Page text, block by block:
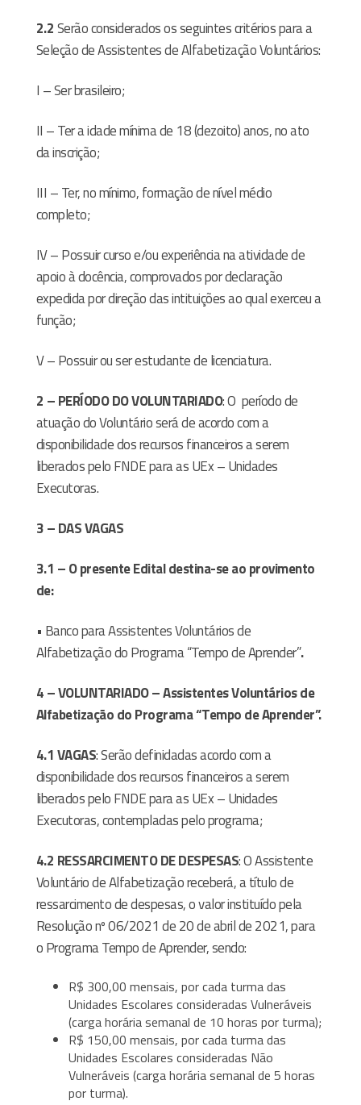
2.2Serão considerados os seguintes critérios para a
Seleção de Assistentes de Alfabetização Voluntários:
I – Ser brasileiro;
II – Ter a idade mínima de 18 (dezoito) anos, no ato
da inscrição;
III – Ter, no mínimo, formação de nível médio
completo;
IV – Possuir curso e/ou experiência na atividade de
apoio à docência, comprovados por declaração
expedida por direção das intituições ao qual exerceu a
função;
V – Possuir ou ser estudante de licenciatura.
2 – PERÍODO DO VOLUNTARIADO: O período de
atuação do Voluntário será de acordo com a
disponibilidade dos recursos financeiros a serem
liberados pelo FNDE para as UEx – Unidades
Executoras.
3 – DAS VAGAS
3.1 – O presente Edital destina-se ao provimento
de:
• Banco para Assistentes Voluntários de
Alfabetização do Programa “Tempo de Aprender”.
4 – VOLUNTARIADO – Assistentes Voluntários de
Alfabetização do Programa “Tempo de Aprender”.
4.1 VAGAS: Serão definidadas acordo com a
disponibilidade dos recursos financeiros a serem
liberados pelo FNDE para as UEx – Unidades
Executoras, contempladas pelo programa;
4.2 RESSARCIMENTO DE DESPESAS: O Assistente
Voluntário de Alfabetização receberá, a título de
ressarcimento de despesas, o valor instituído pela
Resolução nº 06/2021 de 20 de abril de 2021, para
o Programa Tempo de Aprender, sendo:
R$ 300,00 mensais, por cada turma das
Unidades Escolares consideradas Vulneráveis
(carga horária semanal de 10 horas por turma);
R$ 150,00 mensais, por cada turma das
Unidades Escolares consideradas Não
Vulneráveis (carga horária semanal de 5 horas
por turma).